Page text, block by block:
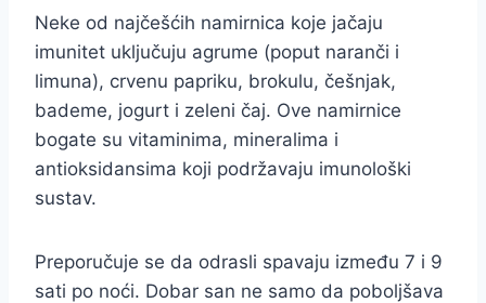
Neke od najčešćih namirnica koje jačaju
imunitet uključuju agrume (poput naranči i
limuna), crvenu papriku, brokulu, češnjak,
bademe, jogurt i zeleni čaj. Ove namirnice
bogate su vitaminima, mineralima i
antioksidansima koji podržavaju imunološki
sustav.
Preporučuje se da odrasli spavaju između 7 i 9
sati po noći. Dobar san ne samo da poboljšava